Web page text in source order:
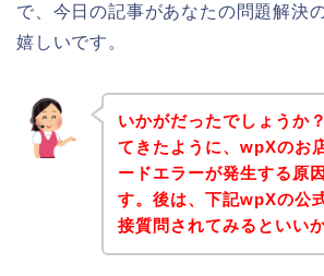
で、今日の記事があなたの問題解決
嬉しいです。
いかがだったでしょうか
てきたように、wpXのお
ードエラーが発生する原
す。後は、下記wpXの公
接質問されてみるといい